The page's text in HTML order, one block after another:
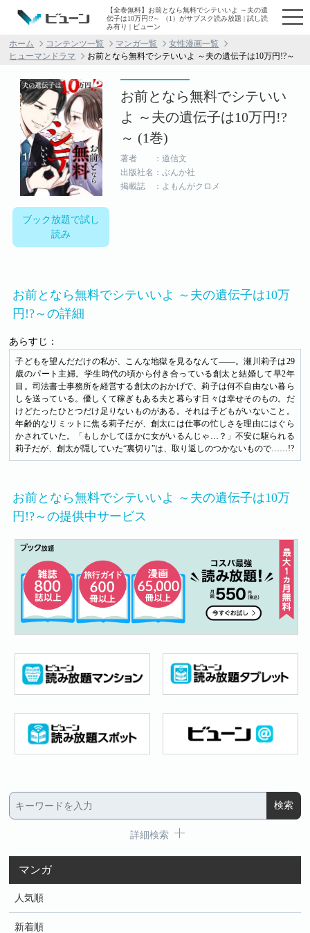
【全巻無料】お前となら無料でシテいいよ ～夫の遺
伝子は10万円!?～ （1）がサブスク読み放題 | 試し読
み有り | ビューン
ホーム コンテンツ一覧 マンガ一覧
女性漫画一覧
ヒューマンドラマ
お前となら無料でシテいいよ ～夫の遺伝子は10万円!?～
ブック放題で試し
読み
お前となら無料でシテいい
よ ～夫の遺伝子は10万円!?
～ (1巻)
著者 ：道信文
出版社名：ぶんか社
掲載誌 ：よもんがクロメ
お前となら無料でシテいいよ ～夫の遺伝子は10万
円!?～の詳細
あらすじ：
子どもを望んだだけの私が、こんな地獄を見るなんて――。瀬川莉子は29
歳のパート主婦。学生時代の頃から付き合っている創太と結婚して早2年
目。司法書士事務所を経営する創太のおかげで、莉子は何不自由ない暮ら
しを送っている。優しくて稼ぎもある夫と暮らす日々は幸せそのもの。だ
けどたったひとつだけ足りないものがある。それは子どもがいないこと。
年齢的なリミットに焦る莉子だが、創太には仕事の忙しさを理由にはぐら
かされていた。「もしかしてほかに女がいるんじゃ…？」不安に駆られる
莉子だが、創太が隠していた“裏切り”は、取り返しのつかないもので……!?
お前となら無料でシテいいよ ～夫の遺伝子は10万
円!?～の提供中サービス
詳細検索
マンガ
人気順
新着順